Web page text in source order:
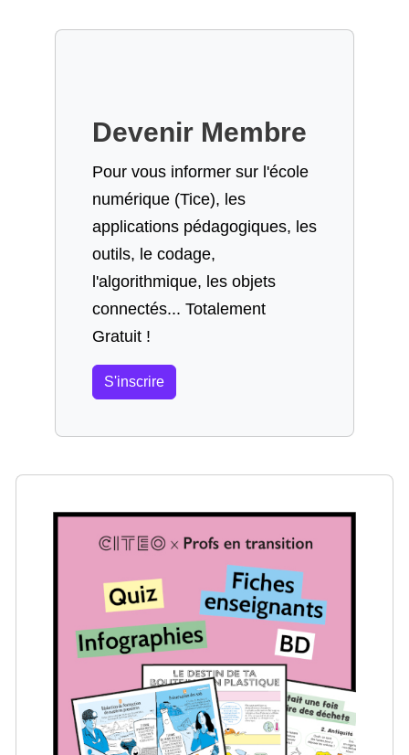
Devenir Membre
Pour vous informer sur l'école
numérique (Tice), les
applications pédagogiques, les
outils, le codage,
l'algorithmique, les objets
connectés... Totalement
Gratuit !
S'inscrire